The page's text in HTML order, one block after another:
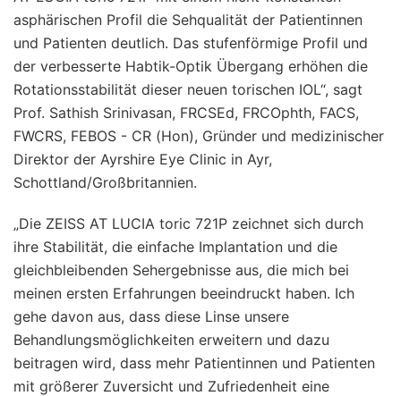
asphärischen Profil die Sehqualität der Patientinnen
und Patienten deutlich. Das stufenförmige Profil und
der verbesserte Habtik-Optik Übergang erhöhen die
Rotationsstabilität dieser neuen torischen IOL“, sagt
Prof. Sathish Srinivasan, FRCSEd, FRCOphth, FACS,
FWCRS, FEBOS - CR (Hon), Gründer und medizinischer
Direktor der Ayrshire Eye Clinic in Ayr,
Schottland/Großbritannien.
„Die ZEISS AT LUCIA toric 721P zeichnet sich durch
ihre Stabilität, die einfache Implantation und die
gleichbleibenden Sehergebnisse aus, die mich bei
meinen ersten Erfahrungen beeindruckt haben. Ich
gehe davon aus, dass diese Linse unsere
Behandlungsmöglichkeiten erweitern und dazu
beitragen wird, dass mehr Patientinnen und Patienten
mit größerer Zuversicht und Zufriedenheit eine